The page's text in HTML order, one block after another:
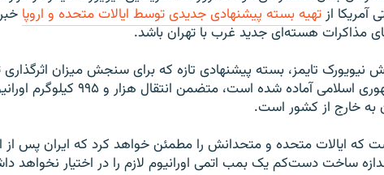
آمریکا ازتهیه بسته پیشنهادی جدیدی توسط ایالات متحده و اروپا
مذاکرات هسته‌ای جدید غرب با تهران باشد.
نیویورک تایمز، بسته پیشنهادی تازه که برای سنجش میزان اثرگذاری
مقام‌های جمهوری اسلامی آماده شده است، متضمن
به خارج از کشور است.
که ایالات متحده و متحدانش را مطمئن خواهد کرد که ایران پس از
ساخت دست‌کم یک بمب اتمی اورانیوم لازم را در اختیار نخواهد